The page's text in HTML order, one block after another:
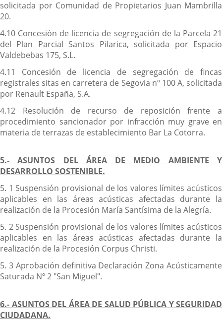
solicitada por Comunidad de Propietarios Juan Mambrilla
20.
4.10 Concesión de licencia de segregación de la Parcela 21
del Plan Parcial Santos Pilarica, solicitada por Espacio
Valdebebas 175, S.L.
4.11 Concesión de licencia de segregación de fincas
registrales sitas en carretera de Segovia nº 100 A, solicitada
por Renault España, S.A.
4.12 Resolución de recurso de reposición frente a
procedimiento sancionador por infracción muy grave en
materia de terrazas de establecimiento Bar La Cotorra.
5.- ASUNTOS DEL ÁREA DE MEDIO AMBIENTE Y
DESARROLLO SOSTENIBLE.
5. 1 Suspensión provisional de los valores límites acústicos
aplicables en las áreas acústicas afectadas durante la
realización de la Procesión María Santísima de la Alegría.
5. 2 Suspensión provisional de los valores límites acústicos
aplicables en las áreas acústicas afectadas durante la
realización de la Procesión Corpus Christi.
5. 3 Aprobación definitiva Declaración Zona Acústicamente
Saturada Nº 2 "San Miguel".
6.- ASUNTOS DEL ÁREA DE SALUD PÚBLICA Y SEGURIDAD
CIUDADANA.